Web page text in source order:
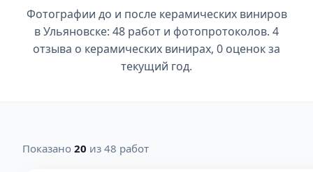
Фотографии до и после керамических виниров
в Ульяновске: 48 работ и фотопротоколов. 4
отзыва о керамических винирах, 0 оценок за
текущий год.
Показано 20 из 48 работ